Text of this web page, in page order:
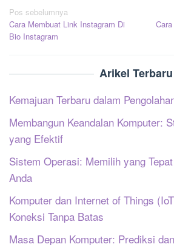
Navigasi
pos
Pos sebelumnya
Cara Membuat Link Instagram Di
Bio Instagram
Arikel Terbaru
Kemajuan Terbaru dalam
Membangun Keandalan Komputer:
yang Efektif
Sistem Operasi: Memilih yang
Anda
Komputer dan Internet of Things
Koneksi Tanpa Batas
Masa Depan Komputer: Prediksi